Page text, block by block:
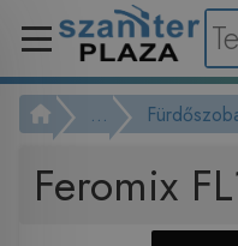
...
Feromix